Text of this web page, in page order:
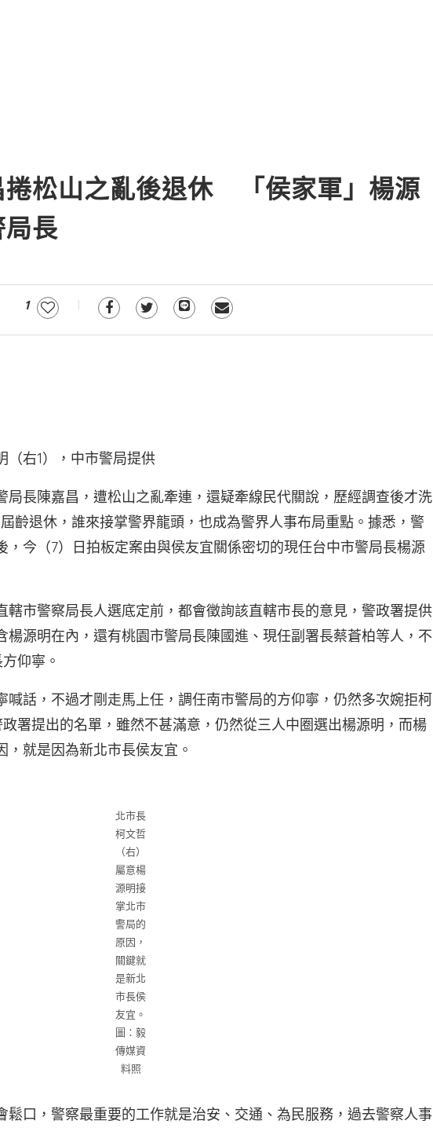
捲松山之亂後退休 「侯家軍」楊源
長
1
（右1），中市警局提供
局長陳嘉昌，遭松山之亂牽連，還疑牽線民代關說，歷經調查後才洗
齡退休，誰來接掌警界龍頭，也成為警界人事布局重點。據悉，警
，今（7）日拍板定案由與侯友宜關係密切的現任台中市警局長楊源
轄市警察局長人選底定前，都會徵詢該直轄市長的意見，警政署提供
楊源明在內，還有桃園市警局長陳國進、現任副署長蔡蒼柏等人，不
仰寧。
喊話，不過才剛走馬上任，調任南市警局的方仰寧，仍然多次婉拒柯
署提出的名單，雖然不甚滿意，仍然從三人中圈選出楊源明，而楊
就是因為新北市長侯友宜。
北市長
柯文哲
（右）
屬意楊
源明接
掌北市
警局的
原因，
關鍵就
是新北
市長侯
友宜。
圖：毅
傳媒資
料照
鬆口，警察最重要的工作就是治安、交通、為民服務，過去警察人事